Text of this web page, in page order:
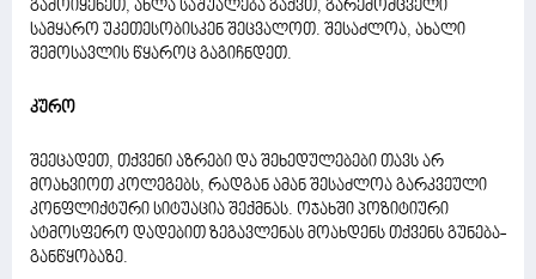
გამოიყენეთ, ახლა საშუალება გაქვთ, გარემომცველი
სამყარო უკეთესობისკენ შეცვალოთ. შესაძლოა, ახალი
შემოსავლის წყაროც გაგიჩნდეთ.
კურო
შეეცადეთ, თქვენი აზრები და შეხედულებები თავს არ
მოახვიოთ კოლეგებს, რადგან ამან შესაძლოა გარკვეული
კონფლიქტური სიტუაცია შექმნას. ოჯახში პოზიტიური
ატმოსფერო დადებით ზეგავლენას მოახდენს თქვენს გუნება-
განწყობაზე.